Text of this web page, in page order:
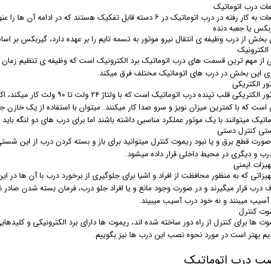
درب اتوماتیک
رفته در درب اتوماتیک در ۶ دسته قابل تفکیک هستند که در ادامه آن ها را عنوان خواهیم کرد.
یا جعبه دنده
بخش از درب وظیفه ی انتقال نیرو موتور به تسمه تایم را بر عهده دارد، گیربکس بر
الکترونیک
از مهم ترین قسمت های درب اتوماتیک برد الکترونیک است که وظیفه ی تنظیم زمان
این بخش در درب های اتوماتیک مختلف فرق میکند.
الکتریکی
است که با کمترین میزان نویز و سرو صدا کار میکنند. میتوان با استفاده از یک
میتوانند با یک موتور عملکرد مناسبی داشته باشند اما برای درب های دو لنگه باید
کنترل دستی
قطع برق و یا نبود ریموت کنترل میتوانید برای باز و بسته کردن درب از این
و دیگری در محیط داخلی قرار داده میشود.
ایمنی
که به منظور محافظت از افراد و اشیا برای جلوگیری از برخورد درب با آن ها
درب قرار میگیرند و در صورت وجود مانع و یا افراد جلو درب، فرمان بسته شدن صادر
آسیب میبنند و نه خود درب آسیب میبیند.
کنترل
ها برای کنترل از راه دور ساخته شده اند، ریموت ها دارای برد الکترونیکی و
بهتر است در مورد نحوه نصب این درب ها نیز بگوییم.